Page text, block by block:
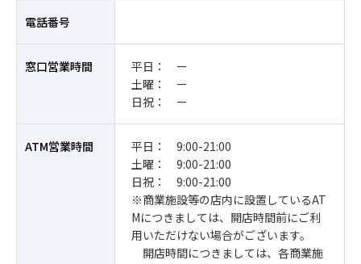
電話番号
窓口営業時間
平日： ー
土曜： ー
日祝： ー
ATM営業時間
平日： 9:00-21:00
土曜： 9:00-21:00
日祝： 9:00-21:00
※商業施設等の店内に設置しているAT
Mにつきましては、開店時間前にご利
用いただけない場合がございます。
開店時間につきましては、各商業施